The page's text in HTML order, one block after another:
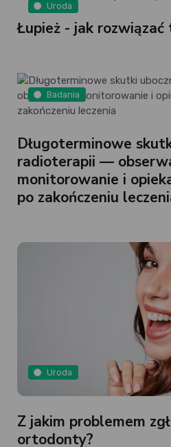
Uroda
Łupież - jak rozwiązać
Badania
Długoterminowe
radioterapii —
monitorowanie i
po zakończeniu
Uroda
Z jakim problemem
ortodonty?